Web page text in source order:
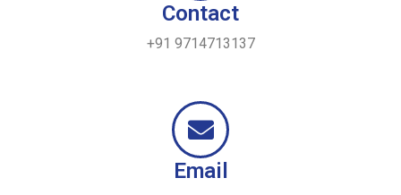
Contact
+91 9714713137
Email